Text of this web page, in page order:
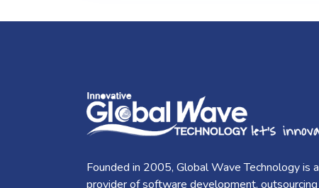
Founded in 2005, Global Wave Technology is a
provider of software development, outsourcing